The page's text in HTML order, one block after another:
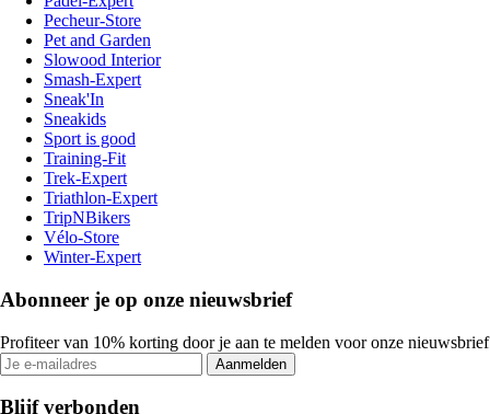
Pecheur-Store
Pet and Garden
Slowood Interior
Smash-Expert
Sneak'In
Sneakids
Sport is good
Training-Fit
Trek-Expert
Triathlon-Expert
TripNBikers
Vélo-Store
Winter-Expert
Abonneer je op onze nieuwsbrief
Profiteer van 10% korting door je aan te melden voor onze nieuwsbrief
Aanmelden
Blijf verbonden